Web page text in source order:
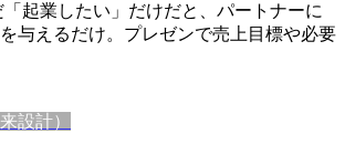
起業したい」だけだと、パートナーに
与えるだけ。プレゼンで売上目標や必要
設計）